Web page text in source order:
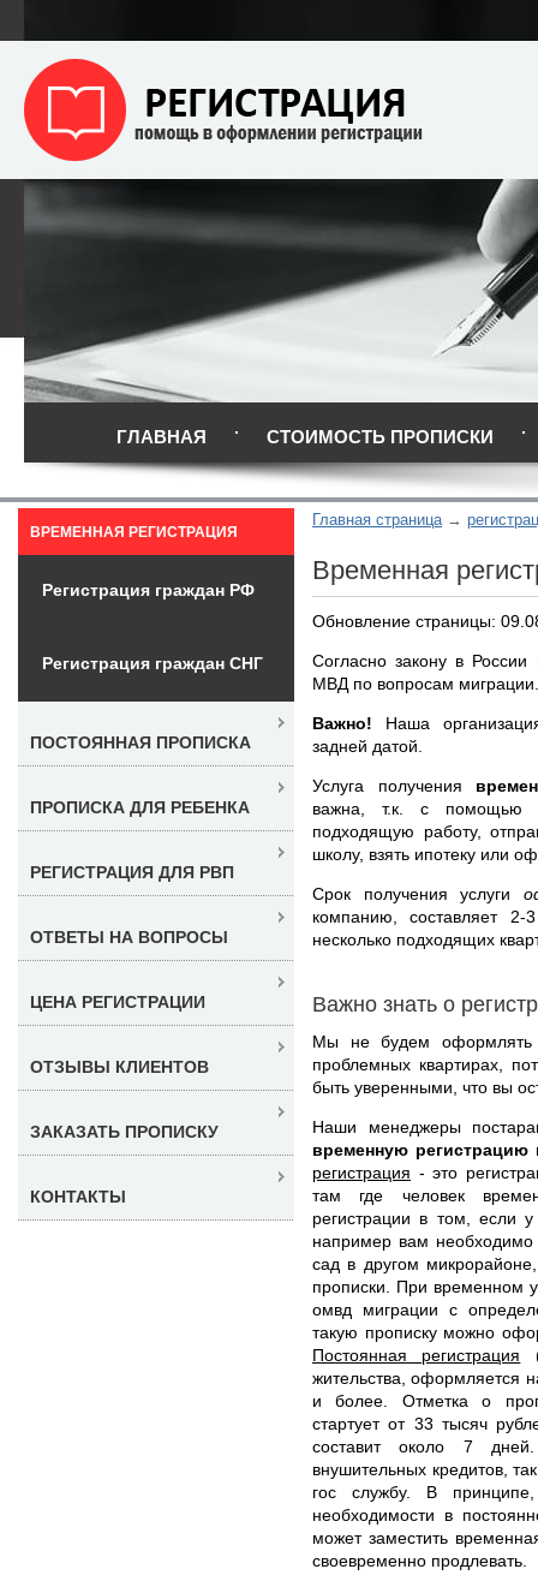
ГЛАВНАЯ СТОИМОСТЬ ПРОПИСКИ
Главная страница
Временная
Обновление страницы:
Согласно закону в России
МВД по вопросам миграции.
Важно! Наша
задней датой.
Услуга получения
важна, т.к. с помощью
подходящую работу,
школу, взять ипотеку или
Срок получения услуги
компанию, составляет
несколько подходящих
Важно знать о
Мы не будем оформлять
проблемных квартирах,
быть уверенными, что вы
Наши менеджеры
временную
регистрация - это
там где человек
регистрации в том, если
например вам необходимо
сад в другом
прописки. При временном
омвд миграции с
такую прописку можно
Постоянная регистрация
жительства, оформляется
и более. Отметка о
стартует от 33 тысяч
составит около 7
внушительных кредитов,
гос службу. В
необходимости в
может заместить
своевременно продлевать.
ВРЕМЕННАЯ РЕГИСТРАЦИЯ
Регистрация граждан РФ
Регистрация граждан СНГ
ПОСТОЯННАЯ ПРОПИСКА
ПРОПИСКА ДЛЯ РЕБЕНКА
РЕГИСТРАЦИЯ ДЛЯ РВП
ОТВЕТЫ НА ВОПРОСЫ
ЦЕНА РЕГИСТРАЦИИ
ОТЗЫВЫ КЛИЕНТОВ
ЗАКАЗАТЬ ПРОПИСКУ
КОНТАКТЫ